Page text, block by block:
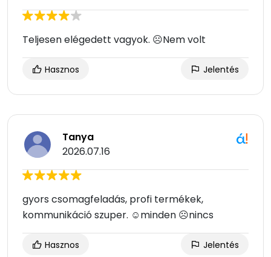
Teljesen elégedett vagyok. ☹Nem volt
Hasznos Jelentés
Tanya
2026.07.16
gyors csomagfeladás, profi termékek,
kommunikáció szuper. ☺minden ☹nincs
Hasznos Jelentés